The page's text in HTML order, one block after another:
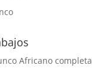
Africano completa